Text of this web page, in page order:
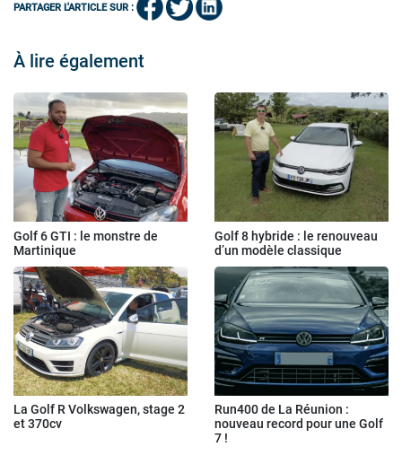
PARTAGER L'ARTICLE SUR :
À lire également
Golf 6 GTI : le monstre de
Martinique
Golf 8 hybride : le renouveau
d’un modèle classique
La Golf R Volkswagen, stage 2
et 370cv
Run400 de La Réunion :
nouveau record pour une Golf
7 !